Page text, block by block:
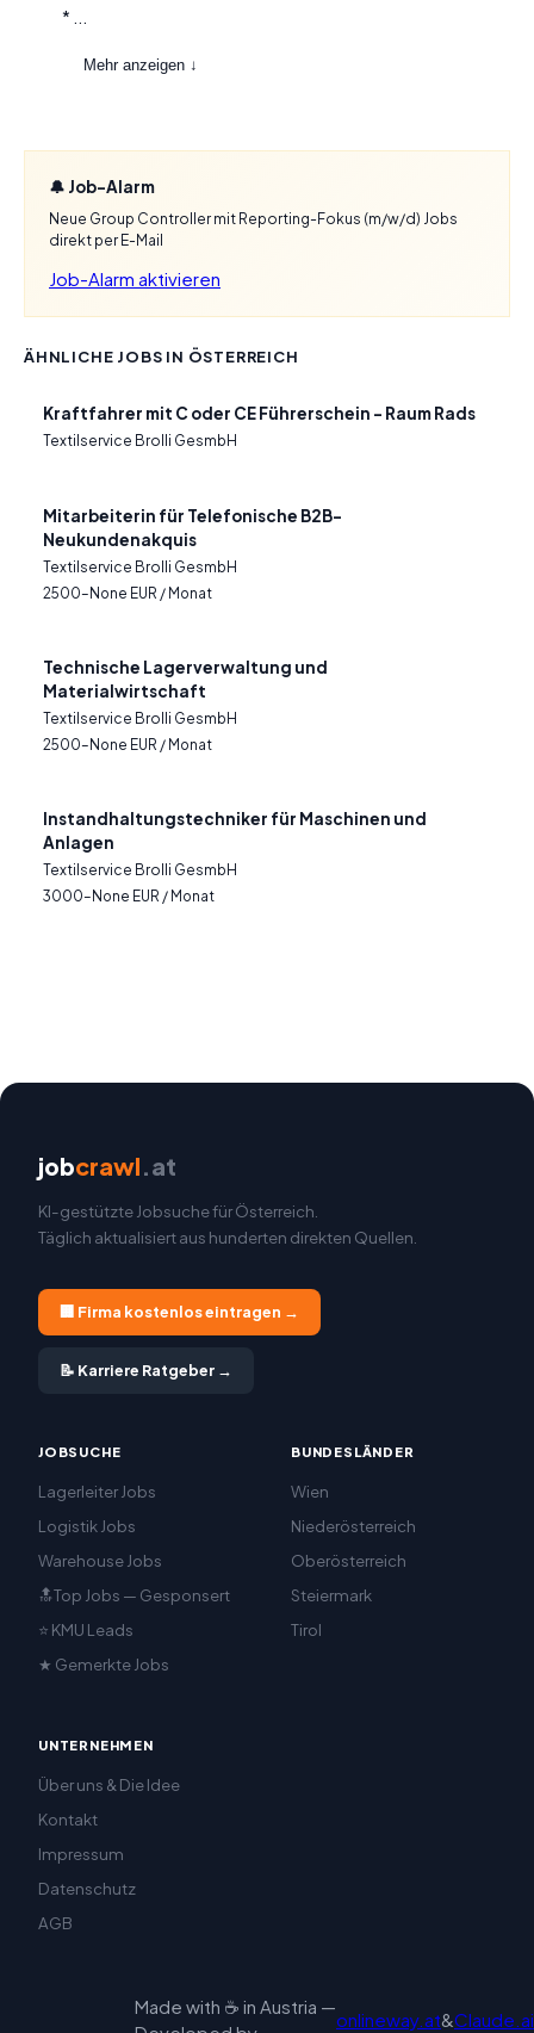
* ...
Mehr anzeigen ↓
🔔 Job-Alarm
Neue Group Controller mit Reporting-Fokus (m/w/d) Jobs
direkt per E-Mail
Job-Alarm aktivieren
ÄHNLICHE JOBS IN ÖSTERREICH
Kraftfahrer mit C oder CE Führerschein – Raum Rads
Textilservice Brolli GesmbH
Mitarbeiterin für Telefonische B2B-
Neukundenakquis
Textilservice Brolli GesmbH
2500–None EUR / Monat
Technische Lagerverwaltung und
Materialwirtschaft
Textilservice Brolli GesmbH
2500–None EUR / Monat
Instandhaltungstechniker für Maschinen und
Anlagen
Textilservice Brolli GesmbH
3000–None EUR / Monat
jobcrawl.at
KI-gestützte Jobsuche für Österreich.
Täglich aktualisiert aus hunderten direkten Quellen.
🏢 Firma kostenlos eintragen →
📝 Karriere Ratgeber →
JOBSUCHE
Lagerleiter Jobs
Logistik Jobs
Warehouse Jobs
🔝Top Jobs — Gesponsert
⭐ KMU Leads
★ Gemerkte Jobs
BUNDESLÄNDER
Wien
Niederösterreich
Oberösterreich
Steiermark
Tirol
UNTERNEHMEN
Über uns & Die Idee
Kontakt
Impressum
Datenschutz
AGB
Made with ☕ in Austria —
onlineway.at&Claude.ai